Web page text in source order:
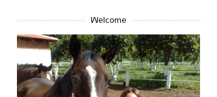
Welcome